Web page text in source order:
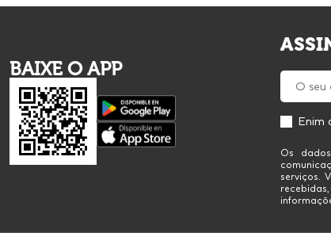
BAIXE O APP
Enim
Os
serviços.